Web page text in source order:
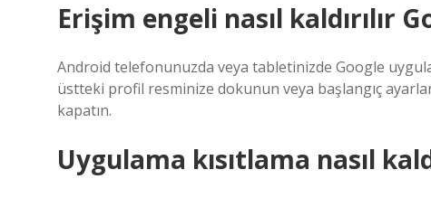
Erişim engeli nasıl kaldırılır
Android telefonunuzda veya tabletinizde Google
üstteki profil resminize dokunun veya başlangıç
kapatın.
Uygulama kısıtlama nasıl